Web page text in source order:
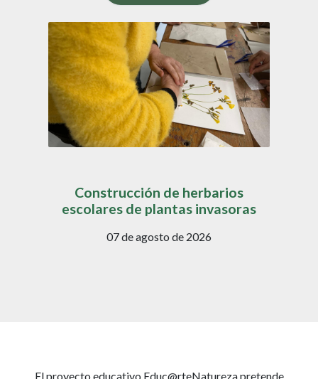
Construcción de herbarios
escolares de plantas invasoras
07 de agosto de 2026
El proyecto educativo Educ@rteNatureza pretende